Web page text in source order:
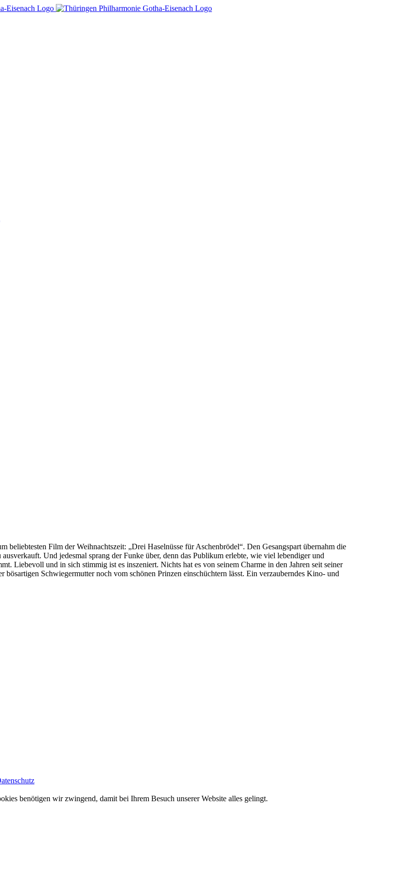
Film der Weihnachtszeit: „Drei Haselnüsse für Aschenbrödel“. Den Gesangspart übernahm die
Und jedesmal sprang der Funke über, denn das Publikum erlebte, wie viel lebendiger und
Liebevoll und in sich stimmig ist es inszeniert. Nichts hat es von seinem Charme in den Jahren seit seiner
Schwiegermutter noch vom schönen Prinzen einschüchtern lässt. Ein verzauberndes Kino- und
benötigen wir zwingend, damit bei Ihrem Besuch unserer Website alles gelingt.